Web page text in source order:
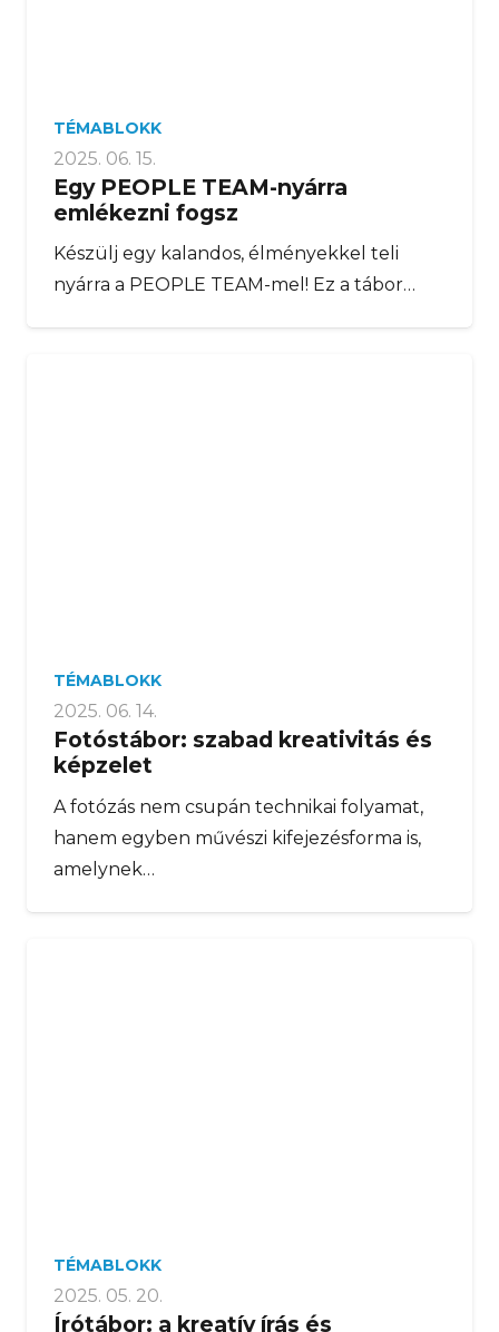
TÉMABLOKK
2025. 06. 15.
Egy PEOPLE TEAM-nyárra
emlékezni fogsz
Készülj egy kalandos, élményekkel teli
nyárra a PEOPLE TEAM-mel! Ez a tábor…
TÉMABLOKK
2025. 06. 14.
Fotóstábor: szabad kreativitás és
képzelet
A fotózás nem csupán technikai folyamat,
hanem egyben művészi kifejezésforma is,
amelynek…
TÉMABLOKK
2025. 05. 20.
Írótábor: a kreatív írás és